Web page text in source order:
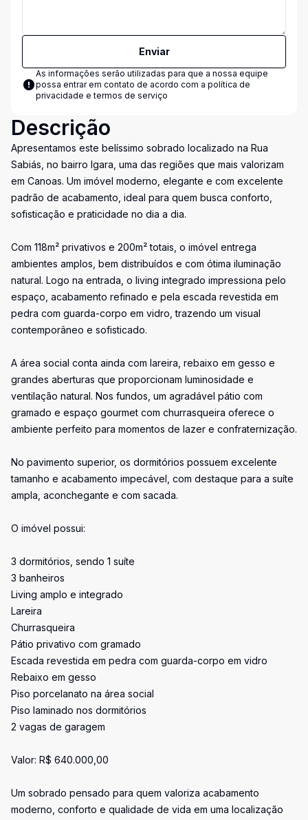
Enviar
As informações serão utilizadas para que a nossa equipe
possa entrar em contato de acordo com a política de
privacidade e termos de serviço
Descrição
Apresentamos este belíssimo sobrado localizado na Rua
Sabiás, no bairro Igara, uma das regiões que mais valorizam
em Canoas. Um imóvel moderno, elegante e com excelente
padrão de acabamento, ideal para quem busca conforto,
sofisticação e praticidade no dia a dia.
Com 118m² privativos e 200m² totais, o imóvel entrega
ambientes amplos, bem distribuídos e com ótima iluminação
natural. Logo na entrada, o living integrado impressiona pelo
espaço, acabamento refinado e pela escada revestida em
pedra com guarda-corpo em vidro, trazendo um visual
contemporâneo e sofisticado.
A área social conta ainda com lareira, rebaixo em gesso e
grandes aberturas que proporcionam luminosidade e
ventilação natural. Nos fundos, um agradável pátio com
gramado e espaço gourmet com churrasqueira oferece o
ambiente perfeito para momentos de lazer e confraternização.
No pavimento superior, os dormitórios possuem excelente
tamanho e acabamento impecável, com destaque para a suíte
ampla, aconchegante e com sacada.
O imóvel possui:
3 dormitórios, sendo 1 suíte
3 banheiros
Living amplo e integrado
Lareira
Churrasqueira
Pátio privativo com gramado
Escada revestida em pedra com guarda-corpo em vidro
Rebaixo em gesso
Piso porcelanato na área social
Piso laminado nos dormitórios
2 vagas de garagem
Valor: R$ 640.000,00
Um sobrado pensado para quem valoriza acabamento
moderno, conforto e qualidade de vida em uma localização